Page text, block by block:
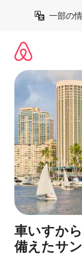
一部の
車いすか
備えたサ